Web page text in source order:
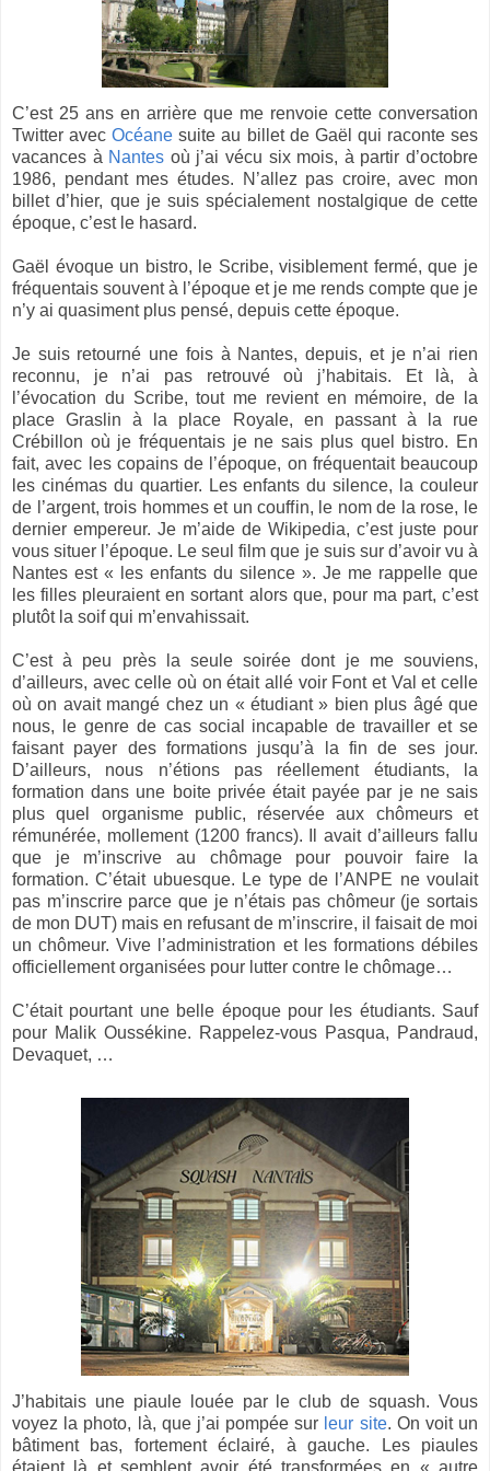
C’est 25 ans en arrière que me renvoie cette conversation
Twitter avecOcéane suite au billet de Gaël qui raconte ses
vacances à Nantes où j’ai vécu six mois, à partir d’octobre
1986, pendant mes études. N’allez pas croire, avec mon
billet d’hier, que je suis spécialement nostalgique de cette
époque, c’est le hasard.
Gaël évoque un bistro, le Scribe, visiblement fermé, que je
fréquentais souvent à l’époque et je me rends compte que je
n’y ai quasiment plus pensé, depuis cette époque.
Je suis retourné une fois à Nantes, depuis, et je n’ai rien
reconnu, je n’ai pas retrouvé où j’habitais. Et là, à
l’évocation du Scribe, tout me revient en mémoire, de la
place Graslin à la place Royale, en passant à la rue
Crébillon où je fréquentais je ne sais plus quel bistro. En
fait, avec les copains de l’époque, on fréquentait beaucoup
les cinémas du quartier. Les enfants du silence, la couleur
de l’argent, trois hommes et un couffin, le nom de la rose, le
dernier empereur. Je m’aide de Wikipedia, c’est juste pour
vous situer l’époque. Le seul film que je suis sur d’avoir vu à
Nantes est « les enfants du silence ». Je me rappelle que
les filles pleuraient en sortant alors que, pour ma part, c’est
plutôt la soif qui m’envahissait.
C’est à peu près la seule soirée dont je me souviens,
d’ailleurs, avec celle où on était allé voir Font et Val et celle
où on avait mangé chez un « étudiant » bien plus âgé que
nous, le genre de cas social incapable de travailler et se
faisant payer des formations jusqu’à la fin de ses jour.
D’ailleurs, nous n’étions pas réellement étudiants, la
formation dans une boite privée était payée par je ne sais
plus quel organisme public, réservée aux chômeurs et
rémunérée, mollement (1200 francs). Il avait d’ailleurs fallu
que je m’inscrive au chômage pour pouvoir faire la
formation. C’était ubuesque. Le type de l’ANPE ne voulait
pas m’inscrire parce que je n’étais pas chômeur (je sortais
de mon DUT) mais en refusant de m’inscrire, il faisait de moi
un chômeur. Vive l’administration et les formations débiles
officiellement organisées pour lutter contre le chômage…
C’était pourtant une belle époque pour les étudiants. Sauf
pour Malik Oussékine. Rappelez-vous Pasqua, Pandraud,
Devaquet, …
J’habitais une piaule louée par le club de squash. Vous
voyez la photo, là, que j’ai pompée sur leur site. On voit un
bâtiment bas, fortement éclairé, à gauche. Les piaules
étaient là et semblent avoir été transformées en « autre